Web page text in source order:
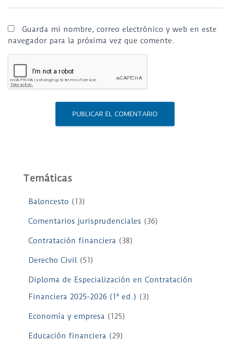
Guarda mi nombre, correo electrónico y web en este
navegador para la próxima vez que comente.
Temáticas
Baloncesto (13)
Comentarios jurisprudenciales (36)
Contratación financiera (38)
Derecho Civil(51)
Diploma de Especialización en Contratación
Financiera 2025-2026 (1ª ed.) (3)
Economía y empresa (125)
Educación financiera (29)